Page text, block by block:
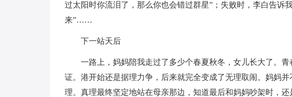
过太阳时你流泪了，那么你也会错过群星”；失败时，李白告诉
来”……
下一站天后
一路上，妈妈陪我走过了多少个春夏秋冬，女儿长大了。
证。港开始还是据理力争，后来就完全变成了无理取闹。妈妈
理。真理最终坚定地站在母亲那边，知道最后和妈妈吵架时，